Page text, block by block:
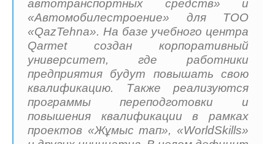
автотранспортных средств» и
«Автомобилестроение» для ТОО
«QazTehna». На базе учебного центра
Qarmet создан корпоративный
университет, где работники
предприятия будут повышать свою
квалификацию. Также реализуются
программы переподготовки и
повышения квалификации в рамках
проектов «Жұмыс тап», «WorldSkills»